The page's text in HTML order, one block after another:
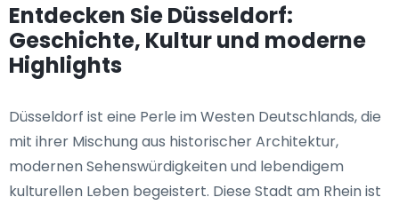
Entdecken Sie Düsseldorf:
Geschichte, Kultur und moderne
Highlights
Düsseldorf ist eine Perle im Westen Deutschlands, die
mit ihrer Mischung aus historischer Architektur,
modernen Sehenswürdigkeiten und lebendigem
kulturellen Leben begeistert. Diese Stadt am Rhein ist